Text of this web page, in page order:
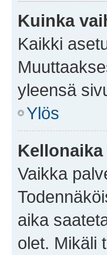
Kuinka
Kaikki
yleensä
Ylös
Vaikka
aika
olet. Mikäli